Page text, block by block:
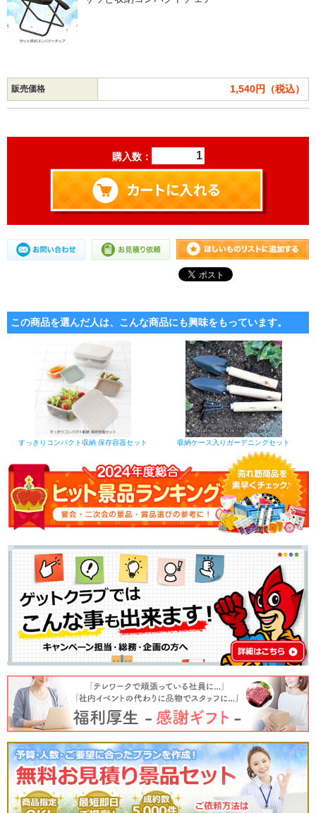
販売価格 1,540円（税込）
購入数：
この商品を選んだ人は、こんな商品にも興味をもっています。
すっきりコンパクト収納 保存容器セット 収納ケース入りガーデニングセット